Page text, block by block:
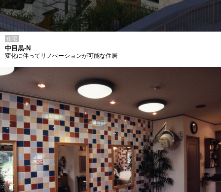
住宅
中目黒-N
変化に伴ってリノべーションが可能な住居